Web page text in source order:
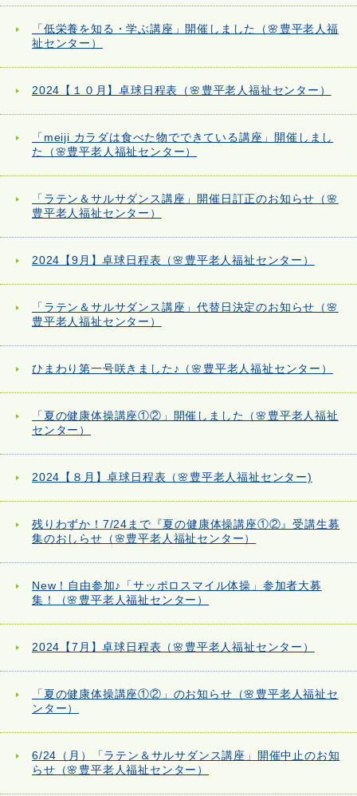
「低栄養を知る・学ぶ講座」開催しました（🌸豊平老人福
祉センター）
2024【１０月】卓球日程表（🌸豊平老人福祉センター）
「meiji カラダは食べた物でできている講座」開催しまし
た（🌸豊平老人福祉センター）
「ラテン＆サルサダンス講座」開催日訂正のお知らせ（🌸
豊平老人福祉センター）
2024【9月】卓球日程表（🌸豊平老人福祉センター）
「ラテン＆サルサダンス講座」代替日決定のお知らせ（🌸
豊平老人福祉センター）
ひまわり第一号咲きました♪（🌸豊平老人福祉センター）
「夏の健康体操講座①②」開催しました（🌸豊平老人福祉
センター）
2024【８月】卓球日程表（🌸豊平老人福祉センター)
残りわずか！7/24まで『夏の健康体操講座①②』受講生募
集のおしらせ（🌸豊平老人福祉センター）
New！自由参加♪「サッポロスマイル体操」参加者大募
集！（🌸豊平老人福祉センター）
2024【7月】卓球日程表（🌸豊平老人福祉センター）
「夏の健康体操講座①②」のお知らせ（🌸豊平老人福祉セ
ンター）
6/24（月）「ラテン＆サルサダンス講座」開催中止のお知
らせ（🌸豊平老人福祉センター）